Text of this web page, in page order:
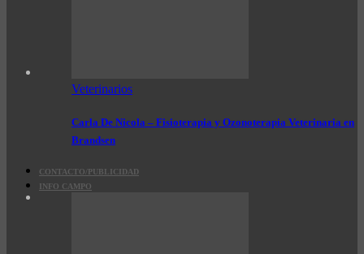
Veterinarios
Carla De Nicola – Fisioterapia y Ozonoterapia Veterinaria en
Brandsen
CONTACTO/PUBLICIDAD
INFO CAMPO